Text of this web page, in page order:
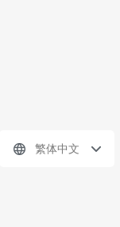
繁体中文